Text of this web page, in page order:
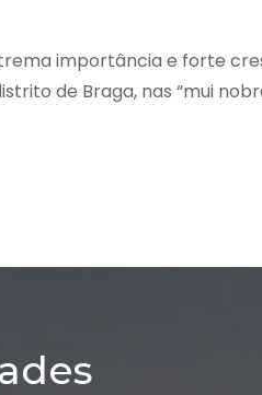
importância e forte
de Braga, nas “mui